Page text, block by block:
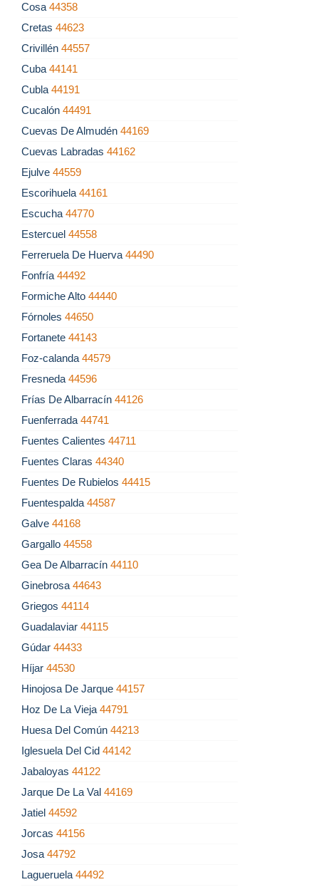
Cosa 44358
Cretas 44623
Crivillén 44557
Cuba 44141
Cubla 44191
Cucalón 44491
Cuevas De Almudén 44169
Cuevas Labradas 44162
Ejulve 44559
Escorihuela 44161
Escucha 44770
Estercuel 44558
Ferreruela De Huerva 44490
Fonfría 44492
Formiche Alto 44440
Fórnoles 44650
Fortanete 44143
Foz-calanda 44579
Fresneda 44596
Frías De Albarracín 44126
Fuenferrada 44741
Fuentes Calientes 44711
Fuentes Claras 44340
Fuentes De Rubielos 44415
Fuentespalda 44587
Galve 44168
Gargallo 44558
Gea De Albarracín 44110
Ginebrosa 44643
Griegos 44114
Guadalaviar 44115
Gúdar 44433
Híjar 44530
Hinojosa De Jarque 44157
Hoz De La Vieja 44791
Huesa Del Común 44213
Iglesuela Del Cid 44142
Jabaloyas 44122
Jarque De La Val 44169
Jatiel 44592
Jorcas 44156
Josa 44792
Lagueruela 44492